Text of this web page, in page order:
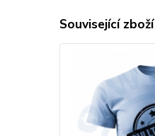
Související zboží